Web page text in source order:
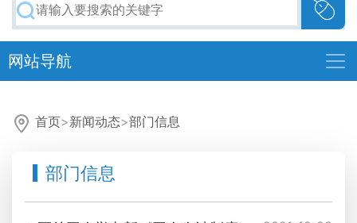
网站导航
首页>新闻动态>部门信息
部门信息